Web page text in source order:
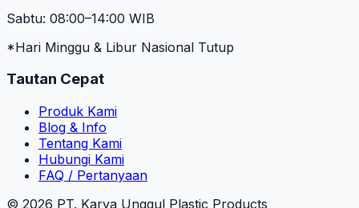
Sabtu: 08:00–14:00 WIB
*Hari Minggu & Libur Nasional Tutup
Tautan Cepat
Produk Kami
Blog & Info
Tentang Kami
Hubungi Kami
FAQ / Pertanyaan
© 2026 PT. Karya Unggul Plastic Products